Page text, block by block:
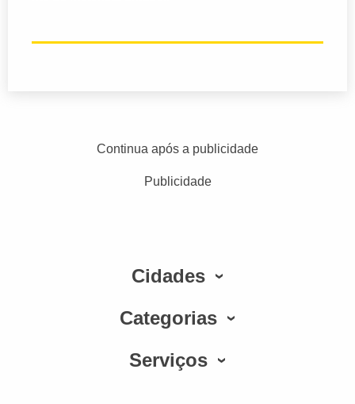
Continua após a publicidade
Publicidade
Cidades
Categorias
Serviços